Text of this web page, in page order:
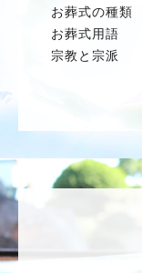
お葬式の種類
お葬式用語
宗教と宗派